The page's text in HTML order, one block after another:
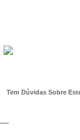
Tem Dúvidas Sobre